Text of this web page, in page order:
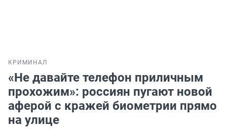
КРИМИНАЛ
«Не давайте телефон приличным
прохожим»: россиян пугают новой
аферой с кражей биометрии прямо
на улице